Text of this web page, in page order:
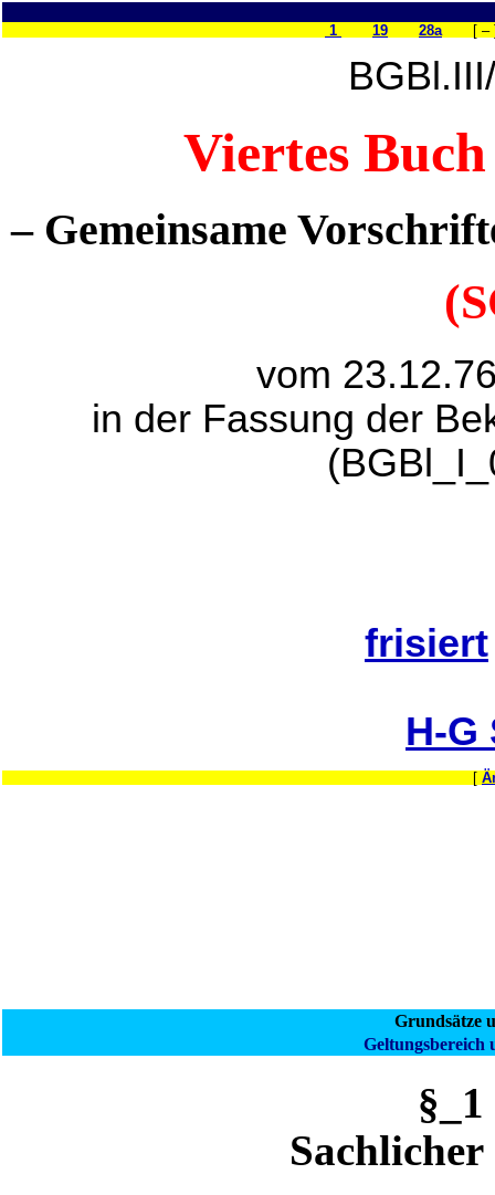
1 19 28a[ –
Viertes
– Gemeinsame
vom
in der Fassung der
frisiert
H-G
[
Grundsätze
Geltungsbereich